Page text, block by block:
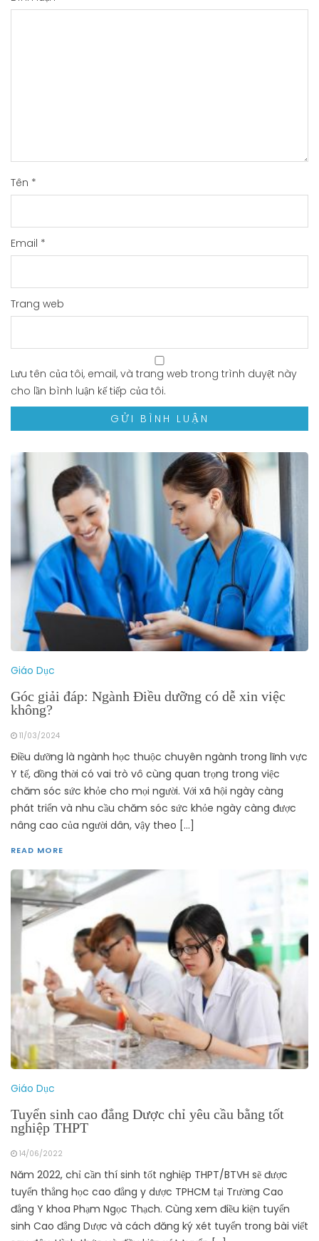
Tên *
Email *
Trang web
Lưu tên của tôi, email, và trang web trong trình duyệt này
cho lần bình luận kế tiếp của tôi.
Giáo Dục
Góc giải đáp: Ngành Điều dưỡng có dễ xin việc
không?
11/03/2024
Điều dưỡng là ngành học thuộc chuyên ngành trong lĩnh vực
Y tế, đồng thời có vai trò vô cùng quan trọng trong việc
chăm sóc sức khỏe cho mọi người. Với xã hội ngày càng
phát triển và nhu cầu chăm sóc sức khỏe ngày càng được
nâng cao của người dân, vậy theo […]
READ MORE
Giáo Dục
Tuyển sinh cao đẳng Dược chỉ yêu cầu bằng tốt
nghiệp THPT
14/06/2022
Năm 2022, chỉ cần thí sinh tốt nghiệp THPT/BTVH sẽ được
tuyển thẳng học cao đẳng y dược TPHCM tại Trường Cao
đẳng Y khoa Phạm Ngọc Thạch. Cùng xem điều kiện tuyển
sinh Cao đẳng Dược và cách đăng ký xét tuyển trong bài viết